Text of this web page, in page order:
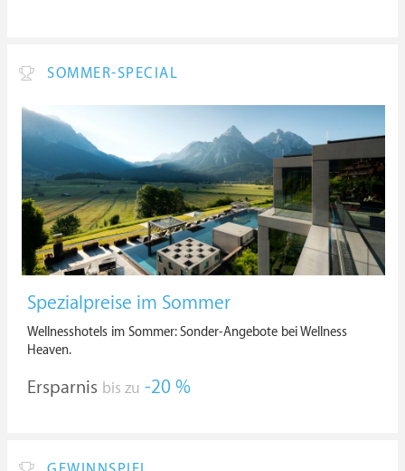
SOMMER-SPECIAL
Spezialpreise im Sommer
Wellnesshotels im Sommer: Sonder-Angebote bei Wellness
Heaven.
Ersparnis bis zu -20 %